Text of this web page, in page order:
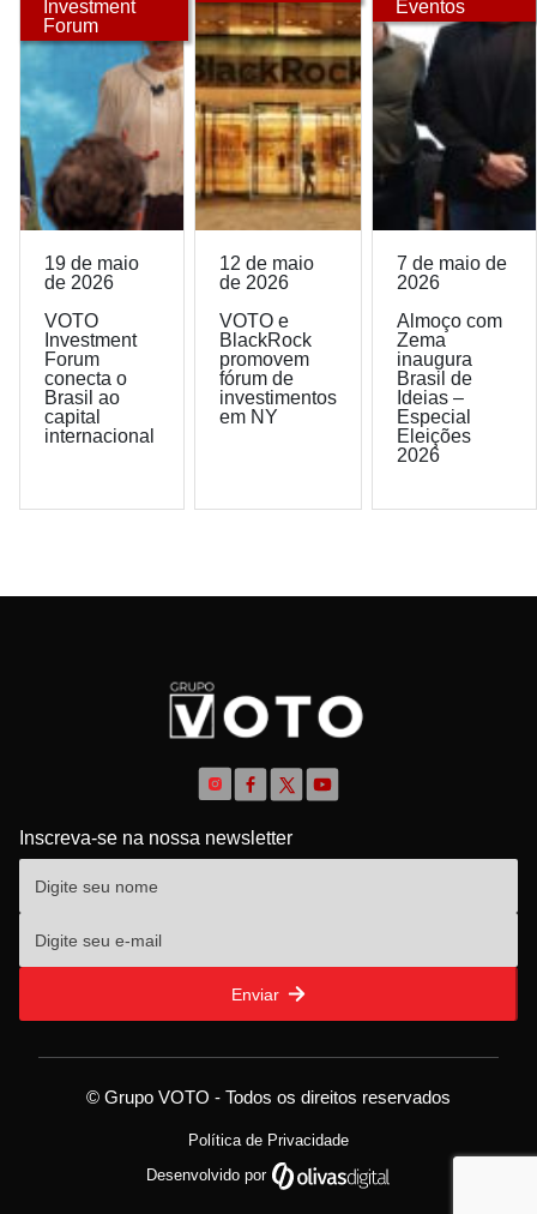
Investment
Forum
19 de maio
de 2026
VOTO
Investment
Forum
conecta o
Brasil ao
capital
internacional
12 de maio
de 2026
VOTO e
BlackRock
promovem
fórum de
investimentos
em NY
Eventos
7 de maio de
2026
Almoço com
Zema
inaugura
Brasil de
Ideias –
Especial
Eleições
2026
Inscreva-se na nossa newsletter
Enviar
© Grupo VOTO - Todos os direitos reservados
Política de Privacidade
Desenvolvido por